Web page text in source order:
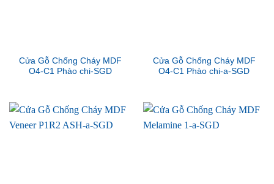
Cửa Gỗ Chống Cháy MDF
O4-C1 Phào chi-SGD
Cửa Gỗ Chống Cháy MDF
O4-C1 Phào chi-a-SGD